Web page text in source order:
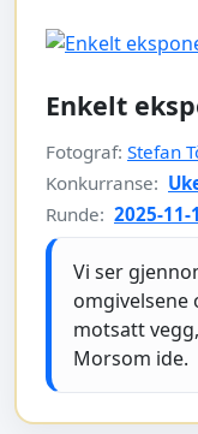
Enkelt
Fotograf: Stefan
Konkurranse:
Runde: 2025-
Vi ser
omgivelsene
motsatt
Morsom ide.